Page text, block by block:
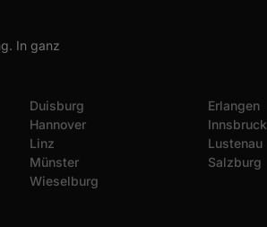
In ganz
Duisburg
Hannover
Linz
Münster
Wieselburg
Erlangen
Innsbruck
Lustenau
Salzburg